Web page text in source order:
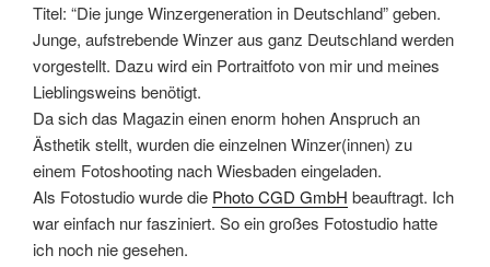
Titel: “Die junge Winzergeneration in Deutschland” geben.
Junge, aufstrebende Winzer aus ganz Deutschland werden
vorgestellt. Dazu wird ein Portraitfoto von mir und meines
Lieblingsweins benötigt.
Da sich das Magazin einen enorm hohen Anspruch an
Ästhetik stellt, wurden die einzelnen Winzer(innen) zu
einem Fotoshooting nach Wiesbaden eingeladen.
Als Fotostudio wurde die Photo CGD GmbH beauftragt. Ich
war einfach nur fasziniert. So ein großes Fotostudio hatte
ich noch nie gesehen.